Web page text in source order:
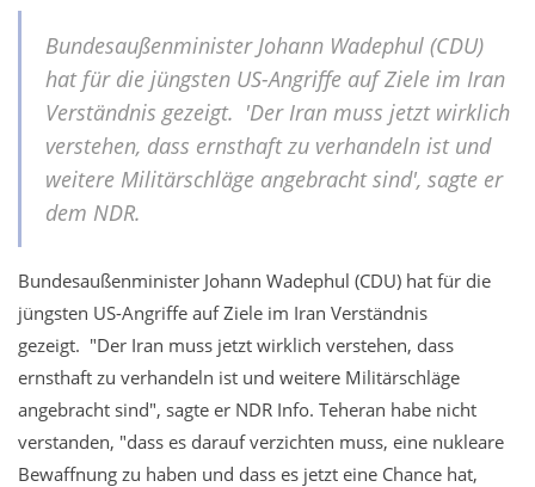
Bundesaußenminister Johann Wadephul (CDU)
hat für die jüngsten US-Angriffe auf Ziele im Iran
Verständnis gezeigt. 'Der Iran muss jetzt wirklich
verstehen, dass ernsthaft zu verhandeln ist und
weitere Militärschläge angebracht sind', sagte er
dem NDR.
Bundesaußenminister Johann Wadephul (CDU) hat für die
jüngsten US-Angriffe auf Ziele im Iran Verständnis
gezeigt. "Der Iran muss jetzt wirklich verstehen, dass
ernsthaft zu verhandeln ist und weitere Militärschläge
angebracht sind", sagte er NDR Info. Teheran habe nicht
verstanden, "dass es darauf verzichten muss, eine nukleare
Bewaffnung zu haben und dass es jetzt eine Chance hat,